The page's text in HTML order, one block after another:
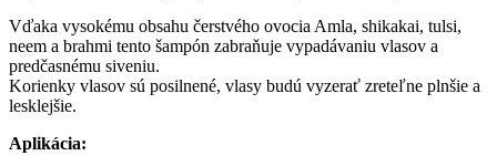
Vďaka vysokému obsahu čerstvého ovocia Amla, shikakai, tulsi,
neem a brahmi tento šampón zabraňuje vypadávaniu vlasov a
predčasnému siveniu.
Korienky vlasov sú posilnené, vlasy budú vyzerať zreteľne plnšie a
lesklejšie.
Aplikácia: